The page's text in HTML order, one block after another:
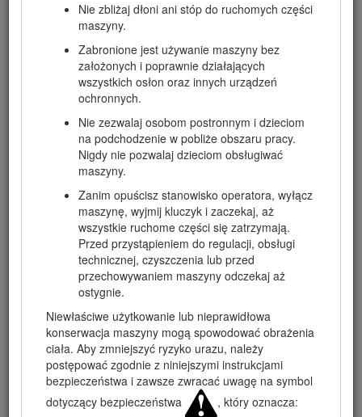
Nie zbliżaj dłoni ani stóp do ruchomych części
maszyny.
Zabronione jest używanie maszyny bez
założonych i poprawnie działających
wszystkich osłon oraz innych urządzeń
ochronnych.
Nie zezwalaj osobom postronnym i dzieciom
na podchodzenie w pobliże obszaru pracy.
Nigdy nie pozwalaj dzieciom obsługiwać
maszyny.
Zanim opuścisz stanowisko operatora, wyłącz
maszynę, wyjmij kluczyk i zaczekaj, aż
wszystkie ruchome części się zatrzymają.
Przed przystąpieniem do regulacji, obsługi
technicznej, czyszczenia lub przed
przechowywaniem maszyny odczekaj aż
ostygnie.
Niewłaściwe użytkowanie lub nieprawidłowa
konserwacja maszyny mogą spowodować obrażenia
ciała. Aby zmniejszyć ryzyko urazu, należy
postępować zgodnie z niniejszymi instrukcjami
bezpieczeństwa i zawsze zwracać uwagę na symbol
dotyczący bezpieczeństwa
, który oznacza:
szkoleniowych, informacji na temat akcesoriów, pomocy w
znalezieniu autoryzowanego sprzedawcy lub rejestracji
produktu.
Aby skorzystać z serwisu, zakupić oryginalne części firmy
Toro lub uzyskać dodatkowe informacje, należy
skontaktować się z autoryzowanym dystrybutorem firmy
Toro. Prosimy o przygotowanie numeru modelu i numeru
seryjnego produktu. Rysunek 1przedstawia położenie
numeru modelu i numeru seryjnego na produkcie. Zapisz je
w przewidzianym na to miejscu.
Important: Urządzeniem mobilnym zeskanuj kod QR na
tabliczce z numerem seryjnym (jeżeli występuje), aby
uzyskać informacje o gwarancji, częściach zamiennych i
innych kwestiach związanych z produktem.